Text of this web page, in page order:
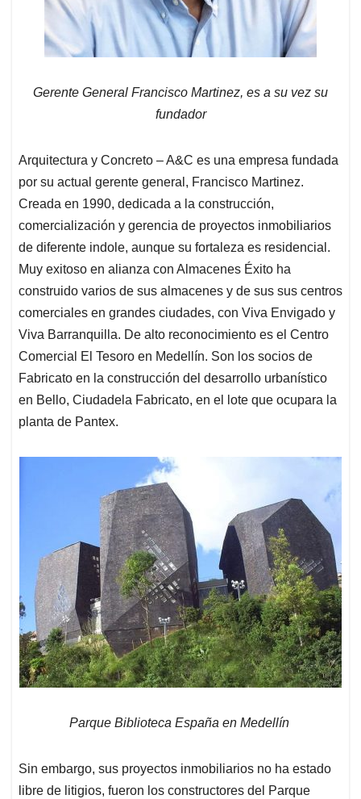
Gerente General Francisco Martinez, es a su vez su
fundador
Arquitectura y Concreto – A&C es una empresa fundada
por su actual gerente general, Francisco Martinez.
Creada en 1990, dedicada a la construcción,
comercialización y gerencia de proyectos inmobiliarios
de diferente indole, aunque su fortaleza es residencial.
Muy exitoso en alianza con Almacenes Éxito ha
construido varios de sus almacenes y de sus sus centros
comerciales en grandes ciudades, con Viva Envigado y
Viva Barranquilla. De alto reconocimiento es el Centro
Comercial El Tesoro en Medellín. Son los socios de
Fabricato en la construcción del desarrollo urbanístico
en Bello, Ciudadela Fabricato, en el lote que ocupara la
planta de Pantex.
Parque Biblioteca España en Medellín
Sin embargo, sus proyectos inmobiliarios no ha estado
libre de litigios, fueron los constructores del Parque